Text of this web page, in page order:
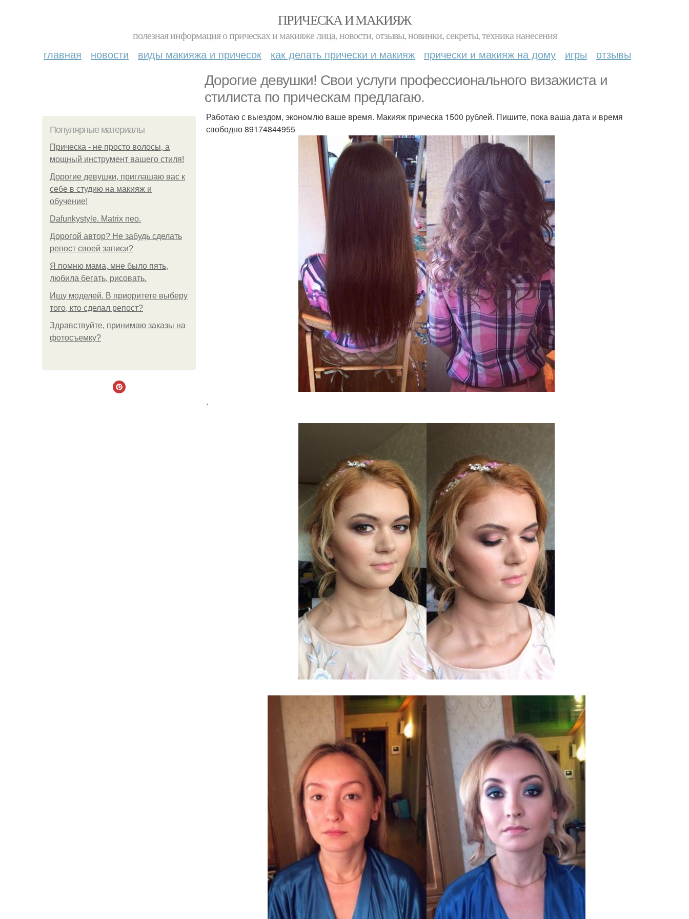
ПРИЧЕСКА И МАКИЯЖ
полезная информация о прическах и макияже лица, новости, отзывы, новинки, секреты, техника нанесения
главная новости виды макияжа и причесок как делать прически и макияж прически и макияж на дому игры отзывы
Дорогие девушки! Свои услуги профессионального визажиста и
стилиста по прическам предлагаю.
Популярные материалы
Прическа - не просто волосы, а
мощный инструмент вашего стиля!
Дорогие девушки, приглашаю вас к
себе в студию на макияж и
обучение!
Dafunkystyle. Matrix neo.
Дорогой автор? Не забудь сделать
репост своей записи?
Я помню мама, мне было пять,
любила бегать, рисовать.
Ищу моделей. В приоритете выберу
того, кто сделал репост?
Здравствуйте, принимаю заказы на
фотосъемку?
Работаю с выездом, экономлю ваше время. Макияж прическа 1500 рублей. Пишите, пока ваша дата и время
свободно 89174844955
.